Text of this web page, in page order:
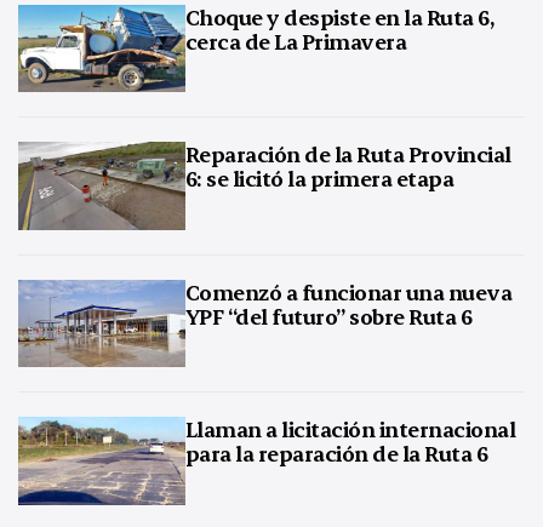
Choque y despiste en la Ruta 6,
cerca de La Primavera
Reparación de la Ruta Provincial
6: se licitó la primera etapa
Comenzó a funcionar una nueva
YPF “del futuro” sobre Ruta 6
Llaman a licitación internacional
para la reparación de la Ruta 6